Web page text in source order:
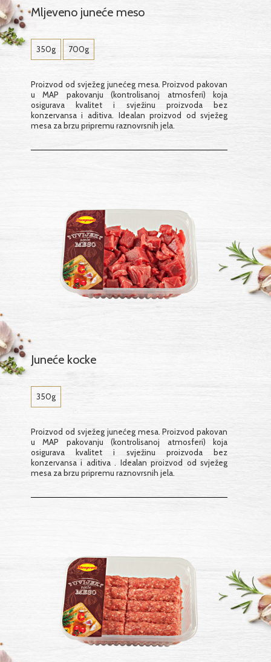
Mljeveno juneće meso
350g 700g
Proizvod od svježeg junećeg mesa. Proizvod pakovan
u MAP pakovanju (kontrolisanoj atmosferi) koja
osigurava kvalitet i svježinu proizvoda bez
konzervansa i aditiva. Idealan proizvod od svježeg
mesa za brzu pripremu raznovrsnih jela.
Juneće kocke
350g
Proizvod od svježeg junećeg mesa. Proizvod pakovan
u MAP pakovanju (kontrolisanoj atmosferi) koja
osigurava kvalitet i svježinu proizvoda bez
konzervansa i aditiva . Idealan proizvod od svježeg
mesa za brzu pripremu raznovrsnih jela.